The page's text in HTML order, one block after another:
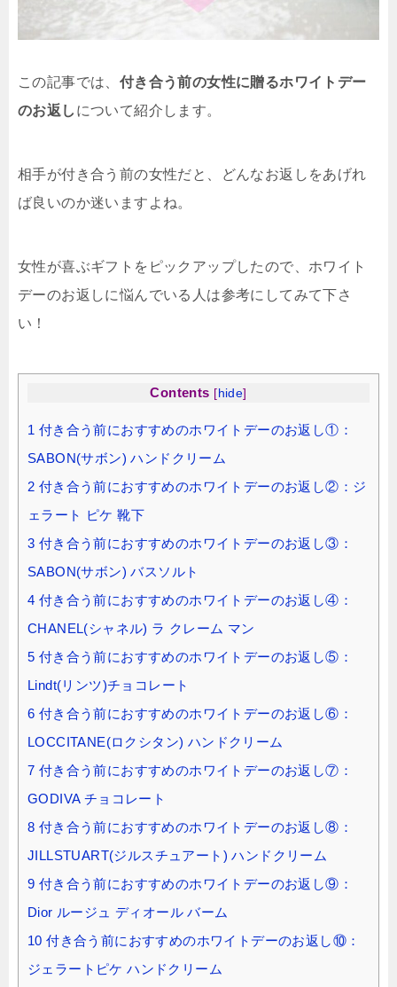
この記事では、 付き合う前の女性に贈るホワイトデー
のお返し について紹介します。
相手が付き合う前の女性だと、どんなお返しをあげれ
ば良いのか迷いますよね。
女性が喜ぶギフトをピックアップしたので、ホワイト
デーのお返しに悩んでいる人は参考にしてみて下さ
い！
Contents [ hide]
1 付き合う前におすすめのホワイトデーのお返し①：
SABON(サボン) ハンドクリーム
2 付き合う前におすすめのホワイトデーのお返し②：ジ
ェラート ピケ 靴下
3 付き合う前におすすめのホワイトデーのお返し③：
SABON(サボン) バスソルト
4 付き合う前におすすめのホワイトデーのお返し④：
CHANEL(シャネル) ラ クレーム マン
5 付き合う前におすすめのホワイトデーのお返し⑤：
Lindt(リンツ)チョコレート
6 付き合う前におすすめのホワイトデーのお返し⑥：
LOCCITANE(ロクシタン) ハンドクリーム
7 付き合う前におすすめのホワイトデーのお返し⑦：
GODIVA チョコレート
8 付き合う前におすすめのホワイトデーのお返し⑧：
JILLSTUART(ジルスチュアート) ハンドクリーム
9 付き合う前におすすめのホワイトデーのお返し⑨：
Dior ルージュ ディオール バーム
10 付き合う前におすすめのホワイトデーのお返し⑩：
ジェラートピケ ハンドクリーム